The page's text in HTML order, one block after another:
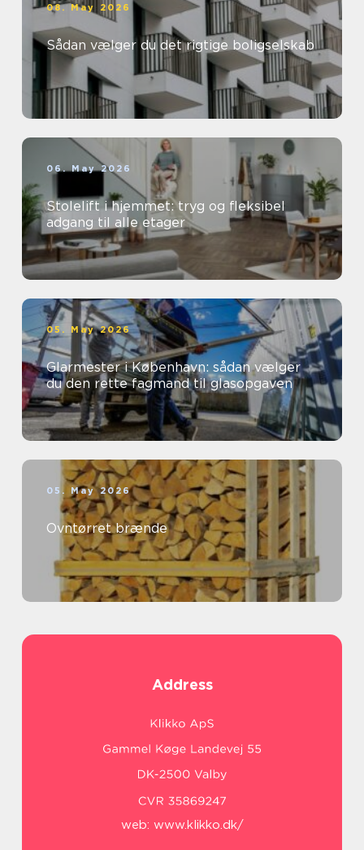
08. May 2026
Sådan vælger du det rigtige boligselskab
06. May 2026
Stolelift i hjemmet: tryg og fleksibel
adgang til alle etager
05. May 2026
Glarmester i København: sådan vælger
du den rette fagmand til glasopgaven
05. May 2026
Ovntørret brænde
Address
web: www.klikko.dk/